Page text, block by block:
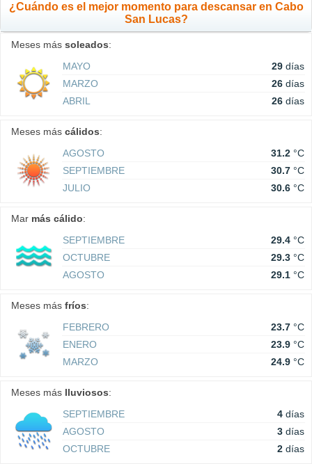
¿Cuándo es el mejor momento para descansar en Cabo
San Lucas?
Meses más soleados:
MAYO
29 días
MARZO
26 días
ABRIL
26 días
Meses más cálidos:
AGOSTO
31.2 °C
SEPTIEMBRE
30.7 °C
JULIO
30.6 °C
Mar más cálido:
SEPTIEMBRE
29.4 °C
OCTUBRE
29.3 °C
AGOSTO
29.1 °C
Meses más fríos:
FEBRERO
23.7 °C
ENERO
23.9 °C
MARZO
24.9 °C
Meses más lluviosos:
SEPTIEMBRE
4 días
AGOSTO
3 días
OCTUBRE
2 días